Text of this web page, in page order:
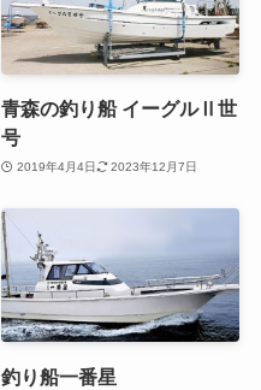
青森の釣り船 イーグルⅡ世
号
2019年4月4日 2023年12月7日
釣り船一番星